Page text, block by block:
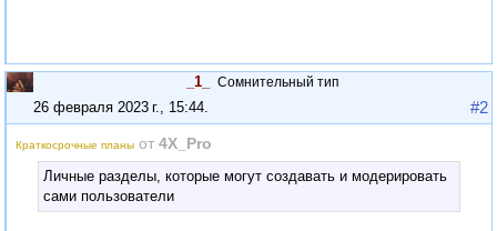
_1_ Сомнительный тип
26 февраля 2023 г., 15:44 #2
Краткосрочные планы от 4X_Pro
Личные разделы, которые могут создавать и модерировать
сами пользователи